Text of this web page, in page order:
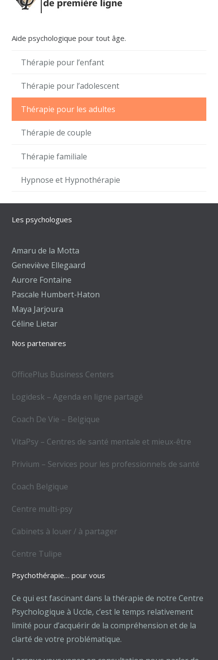
Aide psychologique pour tout âge.
Thérapie pour l’enfant
Thérapie pour l’adolescent
Thérapie pour les adultes
Thérapie de couple
Thérapie familiale
Hypnose et Hypnothérapie
Les psychologues
Amaru de la Motta
Geneviève Ellegaard
Aurore Fontaine
Pascale Humbert-Haton
Maya Jarjoura
Céline Lietar
Nos partenaires
OfficePlus Business Centers
Logidesk – Agenda en ligne partagé
Coach De Vie – Belgique
VitaPsy – Centres de santé mentale et mieux-être
Privium – Services pour les professionnels de santé
Coach Belgique
Centre multi-psy
Cabinets à louer / à partager
Centre Tulipe
Psychothérapie… pour vous
Ce qui est fascinant dans la thérapie de notre Centre
Psychologique à Uccle, c’est le temps relativement
limité pour d’acquérir de la compréhension et de la
clarté de votre problématique.